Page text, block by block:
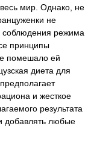
мир. Однако, не
не
соблюдения режима
принципы
помешало ей
диета для
и жесткое
результата
добавлять любые